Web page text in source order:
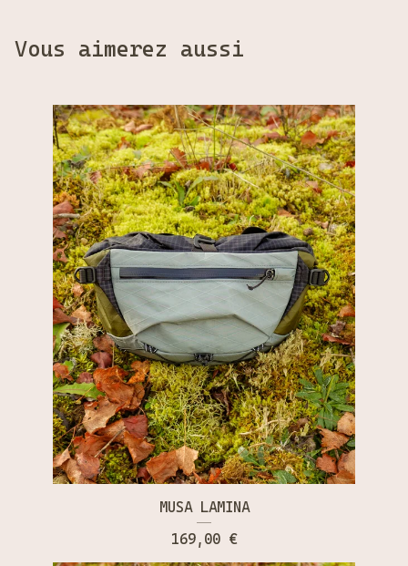
Vous aimerez aussi
MUSA LAMINA
169,00 €